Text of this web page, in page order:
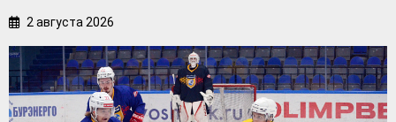
2 августа 2026